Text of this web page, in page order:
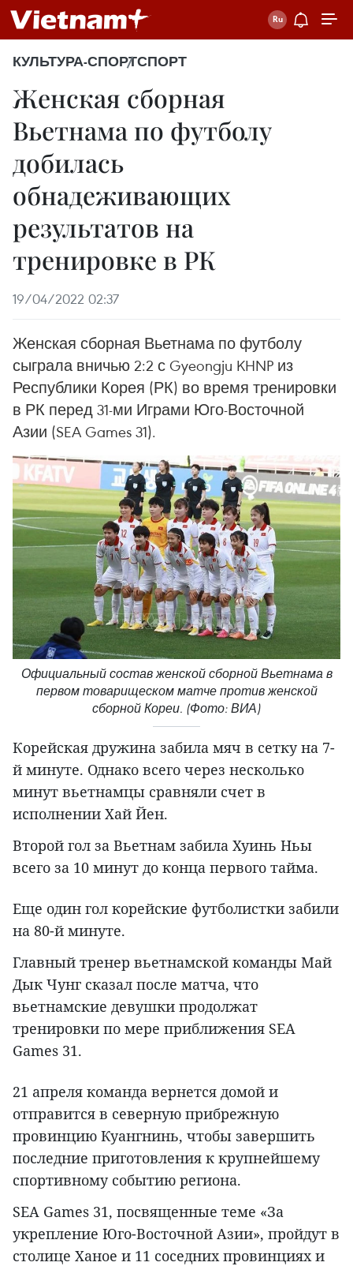
КУЛЬТУРА-СПОРТСПОРТ
Женская сборная
Вьетнама по футболу
добилась
обнадеживающих
результатов на
тренировке в РК
19/04/2022 02:37
Женская сборная Вьетнама по футболу
сыграла вничью 2:2 с Gyeongju KHNP из
Республики Корея (РК) во время тренировки
в РК перед 31-ми Играми Юго-Восточной
Азии (SEA Games 31).
Официальный состав женской сборной Вьетнама в
первом товарищеском матче против женской
сборной Кореи. (Фото: ВИА)
Корейская дружина забила мяч в сетку на 7-
й минуте. Однако всего через несколько
минут вьетнамцы сравняли счет в
исполнении Хай Йен.
Второй гол за Вьетнам забила Хуинь Ньы
всего за 10 минут до конца первого тайма.
Еще один гол корейские футболистки забили
на 80-й минуте.
Главный тренер вьетнамской команды Май
Дык Чунг сказал после матча, что
вьетнамские девушки продолжат
тренировки по мере приближения SEA
Games 31.
21 апреля команда вернется домой и
отправится в северную прибрежную
провинцию Куангнинь, чтобы завершить
последние приготовления к крупнейшему
спортивному событию региона.
SEA Games 31, посвященные теме «За
укрепление Юго-Восточной Азии», пройдут в
столице Ханое и 11 соседних провинциях и